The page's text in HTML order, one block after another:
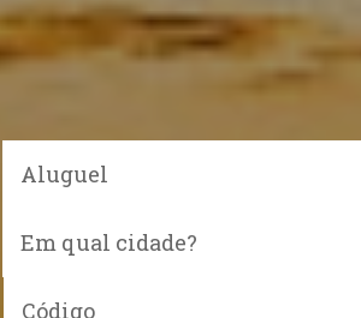
Aluguel
Em qual cidade?